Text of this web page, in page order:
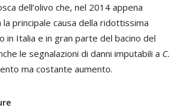
dell’olivo che, nel 2014 appena
principale causa della ridottissima
in Italia e in gran parte del bacino del
le segnalazioni di danni imputabili a C.
ma costante aumento.